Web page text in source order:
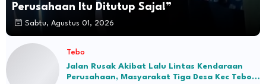
Perusahaan Itu Ditutup Saja!”
Sabtu, Agustus 01, 2026
Tebo
Jalan Rusak Akibat Lalu Lintas Kendaraan
Perusahaan, Masyarakat Tiga Desa Kec Tebo